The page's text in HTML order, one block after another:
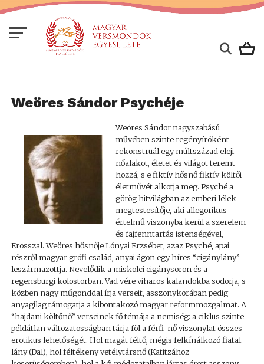
Weöres Sándor Psychéje
Weöres Sándor nagyszabású
művében szinte regényíróként
rekonstruál egy múltszázad eleji
nőalakot, életet és világot teremt
hozzá, s e fiktív hősnő fiktív költői
életművét alkotja meg. Psyché a
görög hitvilágban az emberi lélek
megtestesítője, aki allegorikus
értelmű viszonyba kerül a szerelem
és fajfenntartás istenségével,
Erosszal. Weöres hősnője Lónyai Erzsébet, azaz Psyché, apai
részről magyar grófi család, anyai ágon egy híres “cigánylány”
leszármazottja. Nevelődik a miskolci cigánysoron és a
regensburgi kolostorban. Vad vére viharos kalandokba sodorja, s
közben nagy műgonddal írja verseit, asszonykorában pedig
anyagilag támogatja a kibontakozó magyar reformmozgalmat. A
“hajdani költőnő” verseinek fő témája a nemiség: a ciklus szinte
példátlan változatosságban tárja föl a férfi-nő viszonylat összes
erotikus lehetőségét. Hol magát féltő, mégis felkínálkozó fiatal
lány (Dal), hol féltékeny vetélytársnő (Katitzához